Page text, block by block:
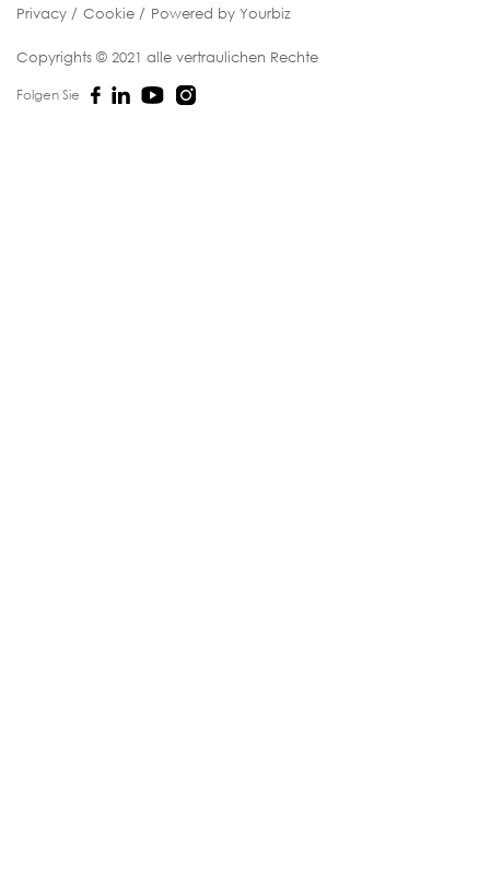
Privacy Cookie Powered by Yourbiz
Copyrights © 2021 alle vertraulichen Rechte
Folgen Sie